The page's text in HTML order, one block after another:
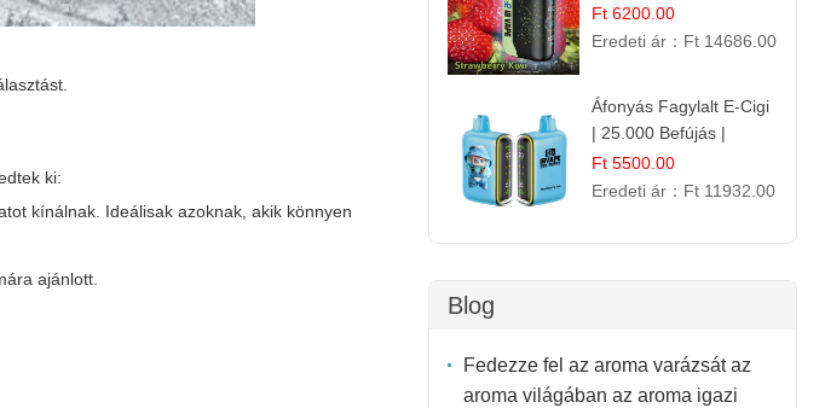
ki:
kínálnak. Ideálisak azoknak, akik könnyen
ajánlott.
cigaretta
Ft 6200.00
Eredeti ár： Ft 14686.00
Áfonyás Fagylalt E-Cigi
| 25.000 Befújás |
Eldobható E-Cigaretta
Ft 5500.00
Eredeti ár： Ft 11932.00
Blog
Fedezze fel az aroma varázsát az
aroma világában az aroma igazi